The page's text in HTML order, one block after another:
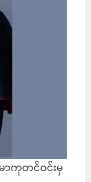
ာကုတင်ဝင်းမှ